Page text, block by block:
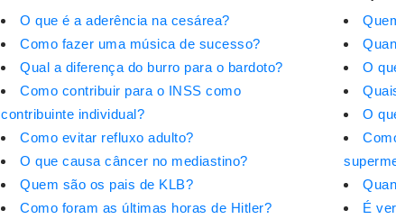
O que é a aderência na cesárea?
Como fazer uma música de sucesso?
Qual a diferença do burro para o bardoto?
Como contribuir para o INSS como
contribuinte individual?
Como evitar refluxo adulto?
O que causa câncer no mediastino?
Quem são os pais de KLB?
Como foram as últimas horas de Hitler?
O
O
É